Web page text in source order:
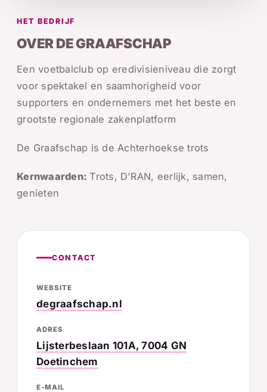
HET BEDRIJF
OVER DE GRAAFSCHAP
Een voetbalclub op eredivisieniveau die zorgt
voor spektakel en saamhorigheid voor
supporters en ondernemers met het beste en
grootste regionale zakenplatform
De Graafschap is de Achterhoekse trots
Kernwaarden:Trots, D’RAN, eerlijk, samen,
genieten
CONTACT
WEBSITE
degraafschap.nl
ADRES
Lijsterbeslaan 101A, 7004 GN
Doetinchem
E-MAIL